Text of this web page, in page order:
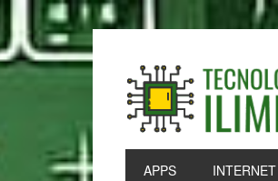
Skip
to
primary
Skip
to
main
Skip
to
primary
Skip
to
footer
APPS INTERNET